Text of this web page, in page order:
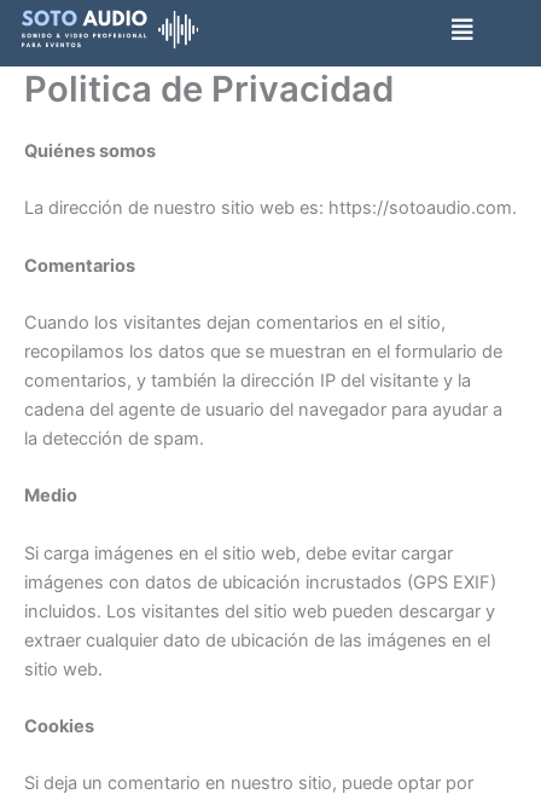
contenido
Politica de Privacidad
Quiénes somos
La dirección de nuestro sitio web es: https://sotoaudio.com.
Comentarios
Cuando los visitantes dejan comentarios en el sitio,
recopilamos los datos que se muestran en el formulario de
comentarios, y también la dirección IP del visitante y la
cadena del agente de usuario del navegador para ayudar a
la detección de spam.
Medio
Si carga imágenes en el sitio web, debe evitar cargar
imágenes con datos de ubicación incrustados (GPS EXIF)
incluidos. Los visitantes del sitio web pueden descargar y
extraer cualquier dato de ubicación de las imágenes en el
sitio web.
Cookies
Si deja un comentario en nuestro sitio, puede optar por